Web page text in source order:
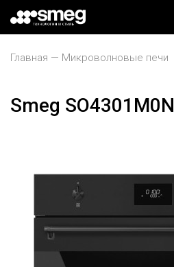
Главная Микроволновые печи
Smeg SO4301M0N